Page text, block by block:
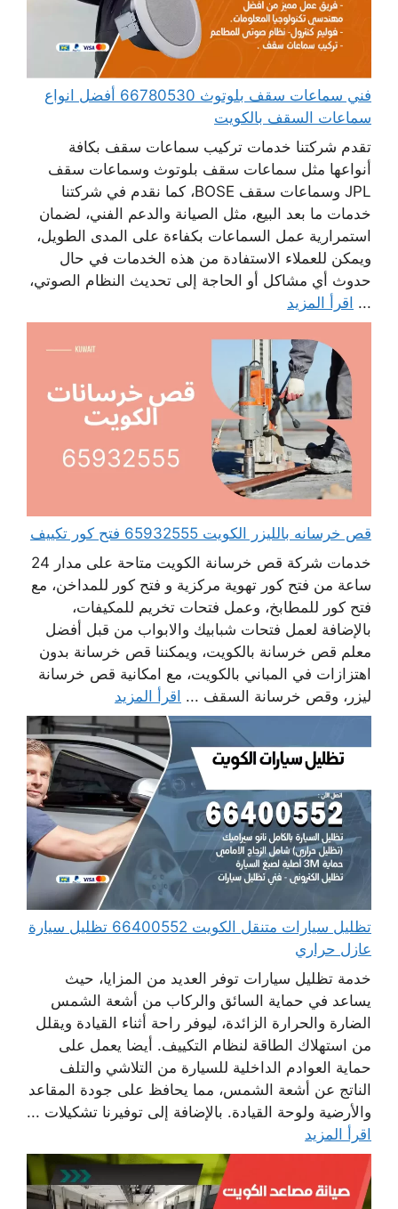
فني سماعات سقف بلوتوث 66780530 أفضل انواع
سماعات السقف بالكويت
تقدم شركتنا خدمات تركيب سماعات سقف بكافة
أنواعها مثل سماعات سقف بلوتوث وسماعات سقف
JPL وسماعات سقف BOSE، كما نقدم في شركتنا
خدمات ما بعد البيع، مثل الصيانة والدعم الفني، لضمان
استمرارية عمل السماعات بكفاءة على المدى الطويل،
ويمكن للعملاء الاستفادة من هذه الخدمات في حال
حدوث أي مشاكل أو الحاجة إلى تحديث النظام الصوتي،
... اقرأ المزيد
قص خرسانه بالليزر الكويت 65932555 فتح كور تكييف
خدمات شركة قص خرسانة الكويت متاحة على مدار 24
ساعة من فتح كور تهوية مركزية و فتح كور للمداخن، مع
فتح كور للمطابخ، وعمل فتحات تخريم للمكيفات،
بالإضافة لعمل فتحات شبابيك والابواب من قبل أفضل
معلم قص خرسانة بالكويت، ويمكننا قص خرسانة بدون
اهتزازات في المباني بالكويت، مع امكانية قص خرسانة
ليزر، وقص خرسانة السقف ... اقرأ المزيد
تظليل سيارات متنقل الكويت 66400552 تظليل سيارة
عازل حراري
خدمة تظليل سيارات توفر العديد من المزايا، حيث
يساعد في حماية السائق والركاب من أشعة الشمس
الضارة والحرارة الزائدة، ليوفر راحة أثناء القيادة ويقلل
من استهلاك الطاقة لنظام التكييف. أيضا يعمل على
حماية العوادم الداخلية للسيارة من التلاشي والتلف
الناتج عن أشعة الشمس، مما يحافظ على جودة المقاعد
والأرضية ولوحة القيادة. بالإضافة إلى توفيرنا تشكيلات ...
اقرأ المزيد